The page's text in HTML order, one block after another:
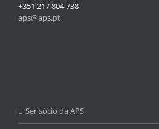
+351 217 804 738
aps@aps.pt
Ser sócio da APS